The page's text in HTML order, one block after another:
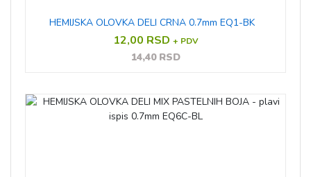
HEMIJSKA OLOVKA DELI CRNA 0.7mm EQ1-BK
12,00 RSD + PDV
14,40 RSD